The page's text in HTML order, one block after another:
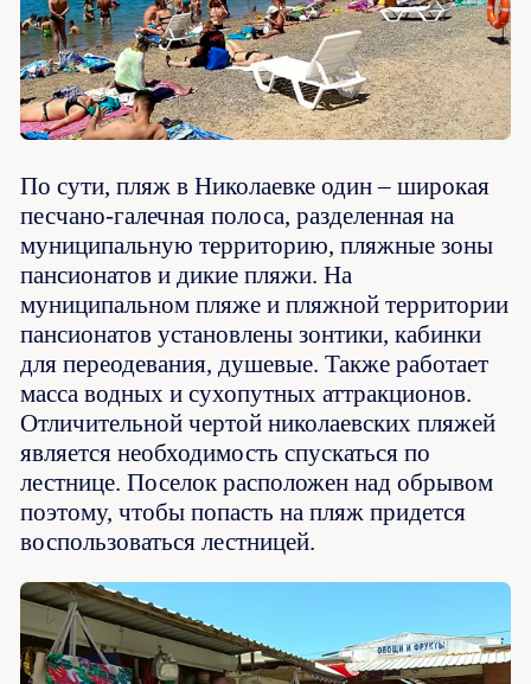
По сути, пляж в Николаевке один – широкая
песчано-галечная полоса, разделенная на
муниципальную территорию, пляжные зоны
пансионатов и дикие пляжи. На
муниципальном пляже и пляжной территории
пансионатов установлены зонтики, кабинки
для переодевания, душевые. Также работает
масса водных и сухопутных аттракционов.
Отличительной чертой николаевских пляжей
является необходимость спускаться по
лестнице. Поселок расположен над обрывом
поэтому, чтобы попасть на пляж придется
воспользоваться лестницей.